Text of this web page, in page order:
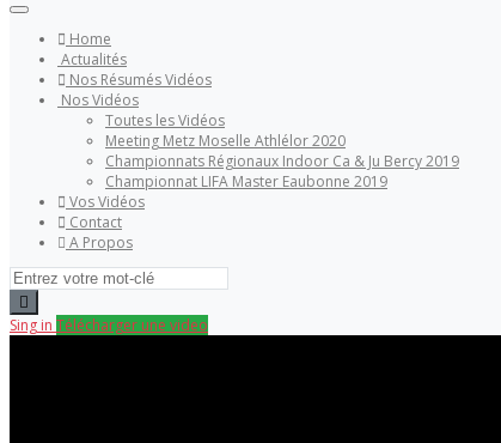
Home
Actualités
Nos Résumés Vidéos
Nos Vidéos
Toutes les Vidéos
Meeting Metz Moselle Athlélor 2020
Championnats Régionaux Indoor Ca & Ju Bercy 2019
Championnat LIFA Master Eaubonne 2019
Vos Vidéos
Contact
A Propos
Sing in Télécharger une video